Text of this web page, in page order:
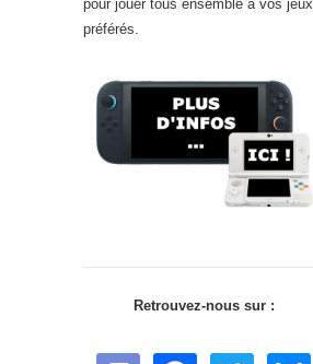
pour jouer tous ensemble à vos jeux
préférés.
Retrouvez-nous sur :